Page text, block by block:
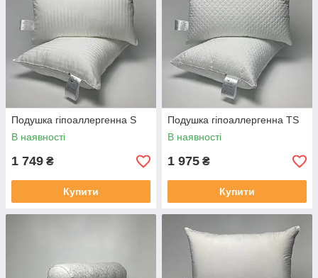
Подушка гіпоаллергенна S
В наявності
1 749 ₴
Купити
Подушка гіпоаллергенна TS
В наявності
1 975 ₴
Купити